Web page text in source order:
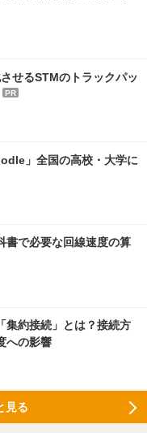
せるSTMのトラックパッ
PR
」全国の高校・大学に
書で必要な回線速度の算
集約接続」とは？接続方
への影響
見る